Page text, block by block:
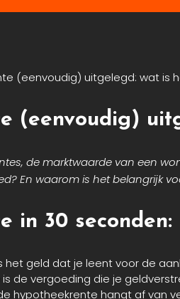
(eenvoudig) uitgelegd: wat is
(eenvoudig)
de marktwaarde van een
En waarom is het belangrijk
in 30 seconden:
het geld dat je leent voor de
de vergoeding die je
hypotheekrente hangt af van